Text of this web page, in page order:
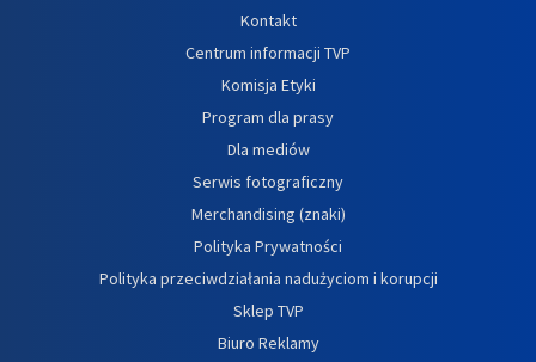
Kontakt
Centrum informacji TVP
Komisja Etyki
Program dla prasy
Dla mediów
Serwis fotograficzny
Merchandising (znaki)
Polityka Prywatności
Polityka przeciwdziałania nadużyciom i korupcji
Sklep TVP
Biuro Reklamy